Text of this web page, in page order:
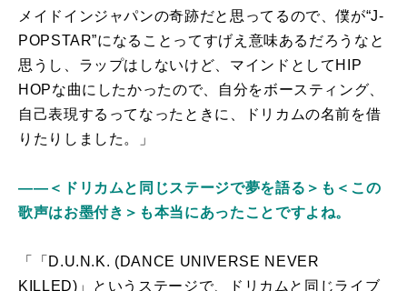
メイドインジャパンの奇跡だと思ってるので、僕が“J-
POPSTAR”になることってすげえ意味あるだろうなと
思うし、ラップはしないけど、マインドとしてHIP
HOPな曲にしたかったので、自分をボースティング、
自己表現するってなったときに、ドリカムの名前を借
りたりしました。」
――＜ドリカムと同じステージで夢を語る＞も＜この
歌声はお墨付き＞も本当にあったことですよね。
「「D.U.N.K. (DANCE UNIVERSE NEVER
KILLED)」というステージで、ドリカムと同じライブ